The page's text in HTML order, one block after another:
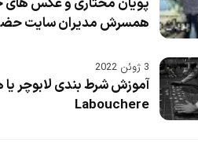
همسرش مدیران سایت
3 ژوئن 2022
آموزش شرط بندی لابوچر
Labouchere